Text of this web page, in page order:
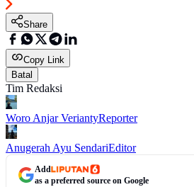
Share
Copy Link
Batal
Tim Redaksi
Woro Anjar VeriantyReporter
Anugerah Ayu SendariEditor
Add
as a preferred source on Google